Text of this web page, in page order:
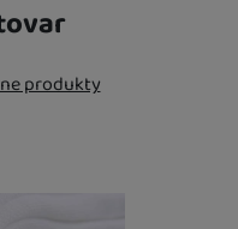
produkty